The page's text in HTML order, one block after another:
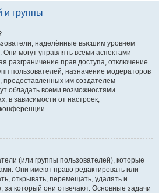
и группы
наделённые высшим уровнем
могут управлять всеми аспектами
разграничение прав доступа, отключение
пользователей, назначение модераторов
предоставленных им создателем
обладать всеми возможностями
в зависимости от настроек,
(или группы пользователей), которые
Они имеют право редактировать или
открывать, перемещать, удалять и
который они отвечают. Основные задачи